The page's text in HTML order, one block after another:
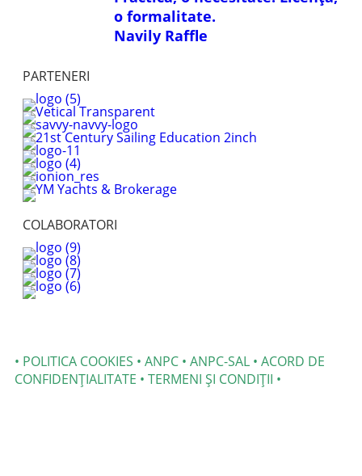
o formalitate.
Navily Raffle
PARTENERI
COLABORATORI
• POLITICA COOKIES • ANPC • ANPC-SAL • ACORD DE
CONFIDENȚIALITATE • TERMENI ȘI CONDIȚII •